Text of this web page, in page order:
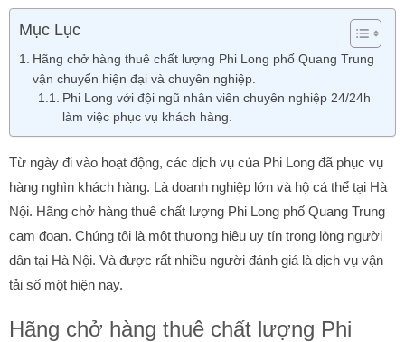
Mục Lục
Hãng chở hàng thuê chất lượng Phi Long phố Quang Trung
vận chuyển hiện đại và chuyên nghiệp.
Phi Long với đội ngũ nhân viên chuyên nghiệp 24/24h
làm việc phục vụ khách hàng.
Từ ngày đi vào hoạt động, các dịch vụ của Phi Long đã phục vụ
hàng nghìn khách hàng. Là doanh nghiệp lớn và hộ cá thể tại Hà
Nội. Hãng chở hàng thuê chất lượng Phi Long phố Quang Trung
cam đoan. Chúng tôi là một thương hiệu uy tín trong lòng người
dân tại Hà Nội. Và được rất nhiều người đánh giá là dịch vụ vận
tải số một hiện nay.
Hãng chở hàng thuê chất lượng Phi